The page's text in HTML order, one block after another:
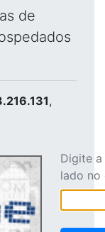
de
,
Digite
lado no